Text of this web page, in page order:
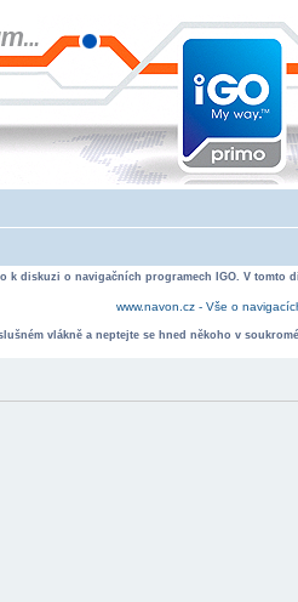
k diskuzi o navigačních programech IGO. V
www.navon.cz - Vše o
vlákně a neptejte se hned někoho v